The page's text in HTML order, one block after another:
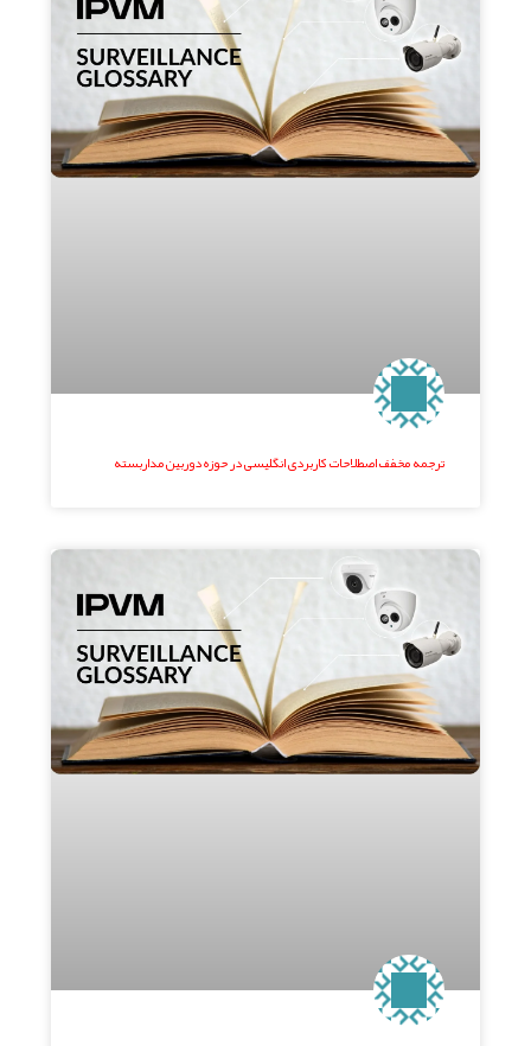
ترجمه مخفف اصطلاحات کاربردی انگلیسی در حوزه دوربین مداربسته